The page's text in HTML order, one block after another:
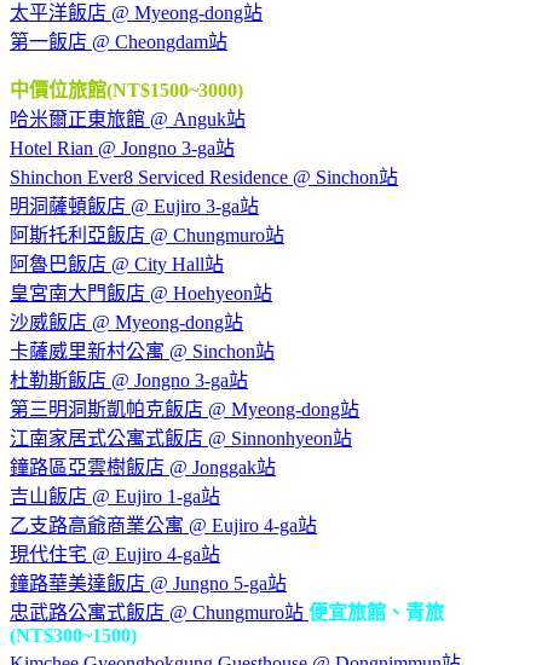
太平洋飯店 @ Myeong-dong站
第一飯店 @ Cheongdam站
中價位旅館(NT$1500~3000)
哈米爾正東旅館 @ Anguk站
Hotel Rian @ Jongno 3-ga站
Shinchon Ever8 Serviced Residence @ Sinchon站
明洞薩頓飯店 @ Eujiro 3-ga站
阿斯托利亞飯店 @ Chungmuro站
阿魯巴飯店 @ City Hall站
皇宮南大門飯店 @ Hoehyeon站
沙威飯店 @ Myeong-dong站
卡薩威里新村公寓 @ Sinchon站
杜勒斯飯店 @ Jongno 3-ga站
第三明洞斯凱帕克飯店 @ Myeong-dong站
江南家居式公寓式飯店 @ Sinnonhyeon站
鐘路區亞雲樹飯店 @ Jonggak站
吉山飯店 @ Eujiro 1-ga站
乙支路高爺商業公寓 @ Eujiro 4-ga站
現代住宅 @ Eujiro 4-ga站
鐘路華美達飯店 @ Jungno 5-ga站
忠武路公寓式飯店 @ Chungmuro站 便宜旅館、青旅
(NT$300~1500)